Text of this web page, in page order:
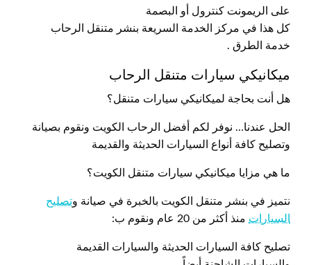
على الريمونت كنترول أو البصمة
كل هذا في مركز الخدمة السريعة بنشر متنقل الرحاب
خدمة الطرق .
ميكانيكي سيارات متنقل الرحاب
هل أنت بحاجة لميكانيكي سيارات متنقل؟
الحل عندنا… نوفر لكم أفضل الرحاب الكويت ونقوم بصيانة
وتصليح كافة أنواع السيارات الحديثة والقديمة
ما هي مزايا ميكانيكي سيارات متنقل الكويت؟
نتميز في بنشر متنقل الكويت بالخبرة في صيانة وتصليح
السيارات منذ أكثر من 20 عام ونقوم ب:
تصليح كافة السيارات الحديثة والسيارات القديمة